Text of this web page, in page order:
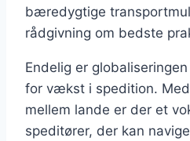
bæredygtige
rådgivning om bedste
Endelig er
for vækst i spedition.
mellem lande er der et
speditører, der kan